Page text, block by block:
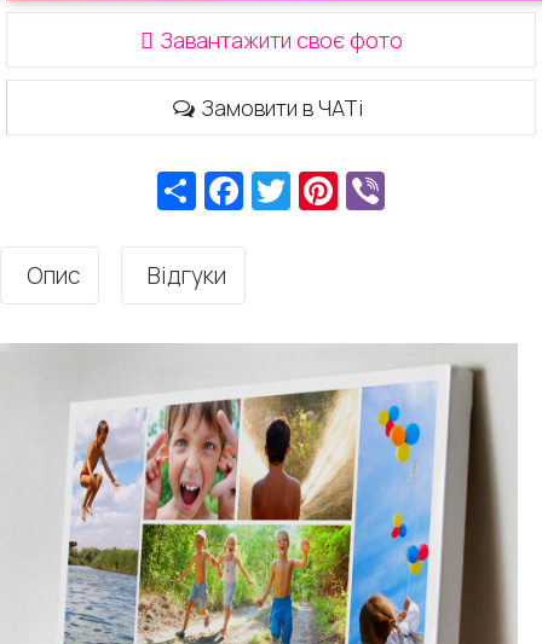
Завантажити своє фото
Замовити в ЧАТі
РесурсFacebook
TwitterPinterest
Опис Відгуки